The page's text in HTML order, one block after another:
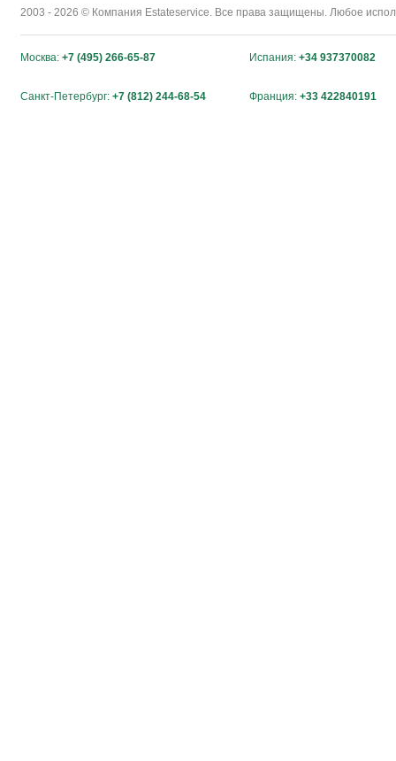
2003 - 2026 © Компания Estateservice. Все права защищены. Любое
Москва: +7 (495) 266-65-87 Испания: +34 937370082
Санкт-Петербург: +7 (812) 244-68-54 Франция: +33 422840191